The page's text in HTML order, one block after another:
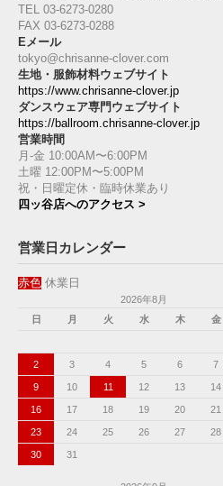
TEL 03-6273-0280
FAX 03-6273-0288
Eメール
tokyo@chrisanne-clover.com
生地・服飾材料ウェブサイト
https://www.chrisanne-clover.jp
ダンスウェア専門ウェブサイト
https://ballroom.chrisanne-clover.jp
営業時間
月-金 10:00AM〜6:00PM
土曜 12:00PM〜5:00PM
祝・日曜定休・臨時休業あり
四ッ谷店へのアクセス >
営業日カレンダー
赤色 休業日
2026年8月
日
月 火 水 木 金
2 3 4 5 6 7
9 10 11 12 13 14
16 17 18 19 20 21
23 24 25 26 27 28
30 31